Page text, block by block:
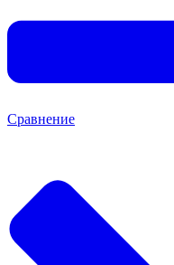
Сравнение